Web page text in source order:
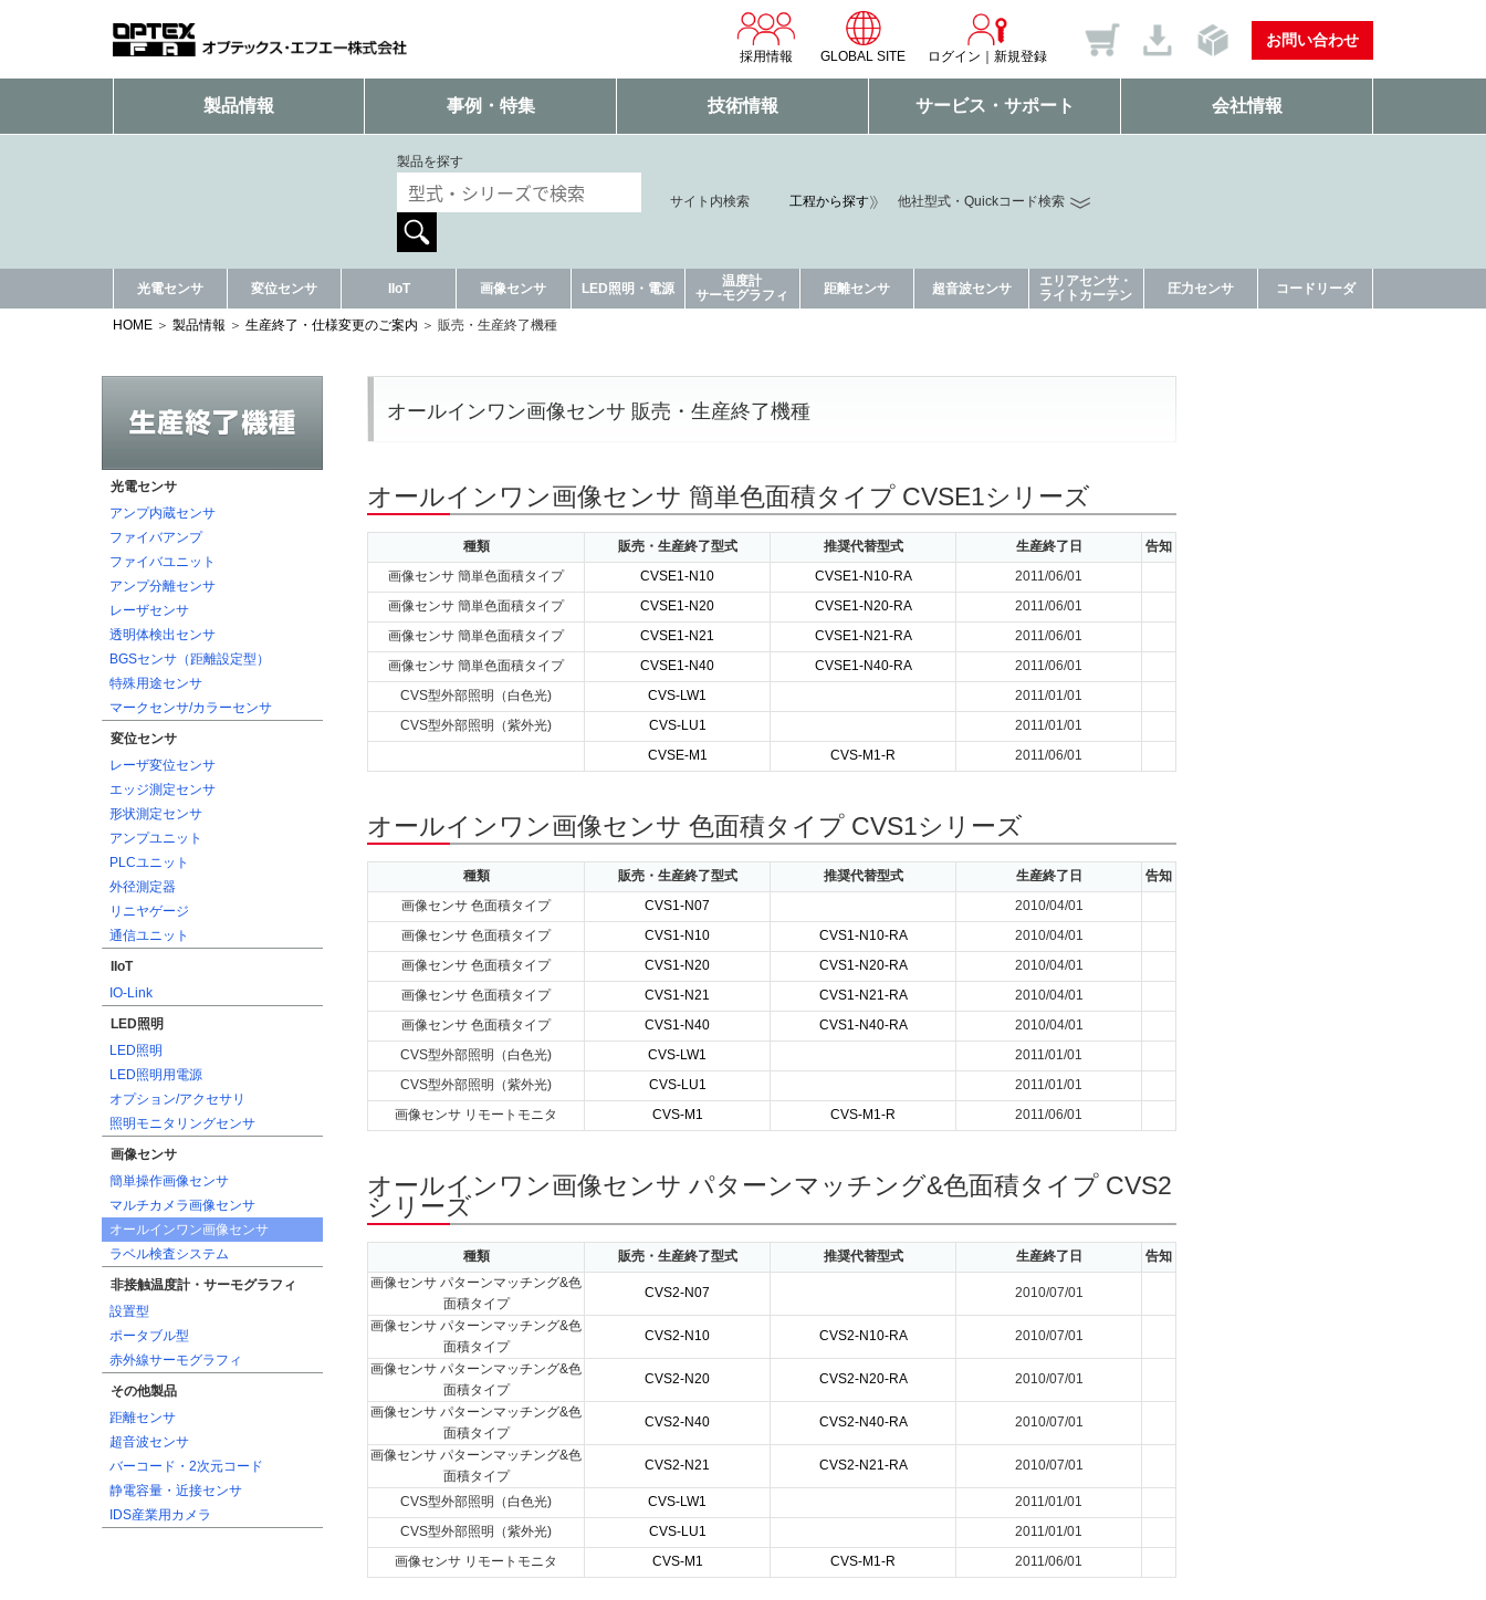
採用情報 GLOBAL SITE ログイン 新規登録
お問い合わせ
製品情報 事例・特集 技術情報 サービス・サポート 会社情報
製品を探す
サイト内検索 工程から探す 他社型式・Quickコード検索
光電センサ 変位センサ IIoT 画像センサ LED照明・電源
温度計
サーモグラフィ
距離センサ 超音波センサ
エリアセンサ・
ライトカーテン
圧力センサ コードリーダ
HOME 製品情報 生産終了・仕様変更のご案内 販売・生産終了機種
光電センサ
アンプ内蔵センサ
ファイバアンプ
ファイバユニット
アンプ分離センサ
レーザセンサ
透明体検出センサ
BGSセンサ（距離設定型）
特殊用途センサ
マークセンサ/カラーセンサ
変位センサ
レーザ変位センサ
エッジ測定センサ
形状測定センサ
アンプユニット
PLCユニット
外径測定器
リニヤゲージ
通信ユニット
IIoT
IO-Link
LED照明
LED照明
LED照明用電源
オプション/アクセサリ
照明モニタリングセンサ
画像センサ
簡単操作画像センサ
マルチカメラ画像センサ
オールインワン画像センサ
ラベル検査システム
非接触温度計・サーモグラフィ
設置型
ポータブル型
赤外線サーモグラフィ
その他製品
距離センサ
超音波センサ
バーコード・2次元コード
静電容量・近接センサ
IDS産業用カメラ
オールインワン画像センサ 販売・生産終了機種
オールインワン画像センサ 簡単色面積タイプ CVSE1シリーズ
種類 販売・生産終了型式 推奨代替型式 生産終了日
告知
画像センサ 簡単色面積タイプ
CVSE1-N10 CVSE1-N10-RA
2011/06/01
画像センサ 簡単色面積タイプ
CVSE1-N20 CVSE1-N20-RA
2011/06/01
画像センサ 簡単色面積タイプ
CVSE1-N21 CVSE1-N21-RA
2011/06/01
画像センサ 簡単色面積タイプ
CVSE1-N40 CVSE1-N40-RA
2011/06/01
CVS型外部照明（白色光)
CVS-LW1
2011/01/01
CVS型外部照明（紫外光)
CVS-LU1
2011/01/01
CVSE-M1
CVS-M1-R 2011/06/01
オールインワン画像センサ 色面積タイプ CVS1シリーズ
種類 販売・生産終了型式 推奨代替型式 生産終了日
告知
画像センサ 色面積タイプ
CVS1-N07
2010/04/01
画像センサ 色面積タイプ
CVS1-N10 CVS1-N10-RA
2010/04/01
画像センサ 色面積タイプ
CVS1-N20 CVS1-N20-RA
2010/04/01
画像センサ 色面積タイプ
CVS1-N21 CVS1-N21-RA
2010/04/01
画像センサ 色面積タイプ
CVS1-N40 CVS1-N40-RA
2010/04/01
CVS型外部照明（白色光)
CVS-LW1
2011/01/01
CVS型外部照明（紫外光)
CVS-LU1
2011/01/01
画像センサ リモートモニタ
CVS-M1 CVS-M1-R 2011/06/01
オールインワン画像センサ パターンマッチング&色面積タイプ CVS2
シリーズ
種類 販売・生産終了型式 推奨代替型式 生産終了日
告知
画像センサ パターンマッチング&色
面積タイプ
CVS2-N07 2010/07/01
画像センサ パターンマッチング&色
面積タイプ
CVS2-N10 CVS2-N10-RA 2010/07/01
画像センサ パターンマッチング&色
面積タイプ
CVS2-N20 CVS2-N20-RA 2010/07/01
画像センサ パターンマッチング&色
面積タイプ
CVS2-N40 CVS2-N40-RA 2010/07/01
画像センサ パターンマッチング&色
面積タイプ
CVS2-N21 CVS2-N21-RA 2010/07/01
CVS型外部照明（白色光) CVS-LW1
2011/01/01
CVS型外部照明（紫外光)
CVS-LU1
2011/01/01
画像センサ リモートモニタ
CVS-M1 CVS-M1-R 2011/06/01